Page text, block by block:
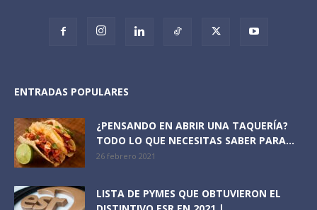
ENTRADAS POPULARES
¿PENSANDO EN ABRIR UNA TAQUERÍA?
TODO LO QUE NECESITAS SABER PARA...
26 febrero 2021
LISTA DE PYMES QUE OBTUVIERON EL